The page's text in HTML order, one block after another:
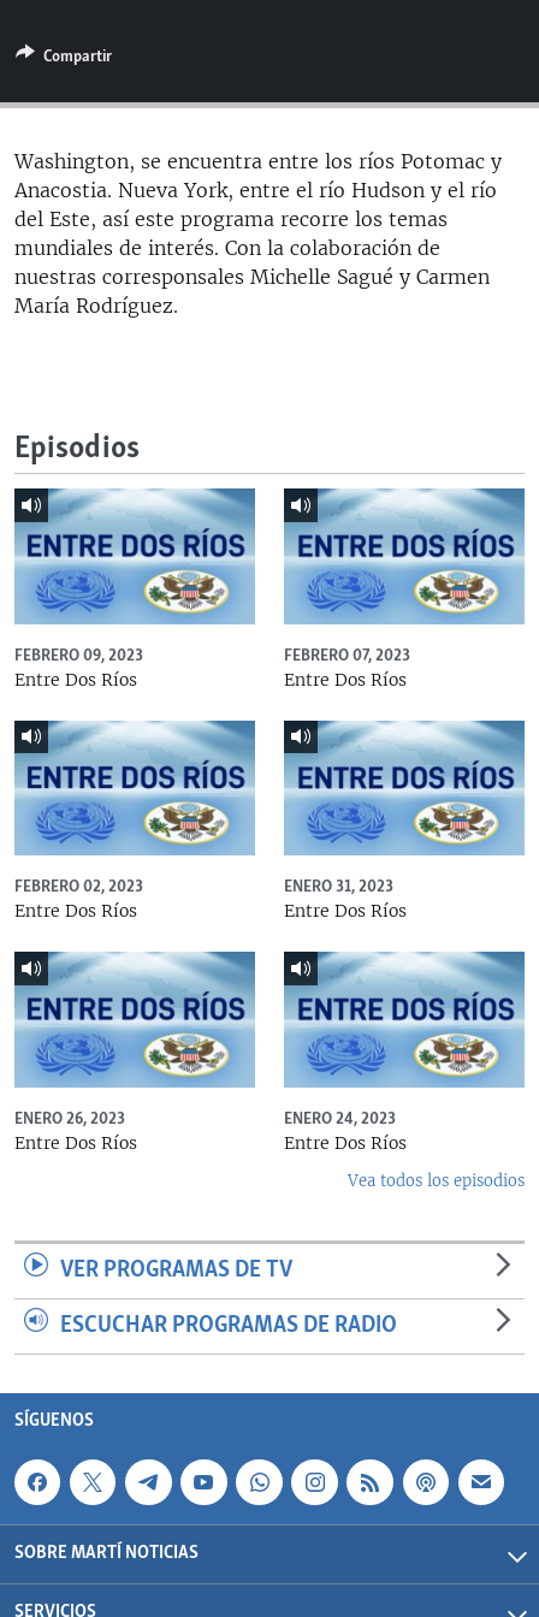
ESPECIALES
ESPECIALES
LA REALIDAD DE LA VIVIENDA EN CUBA
SER VIEJO EN CUBA
KENTU-CUBANO
LOS SANTOS DE HIALEAH
DESINFORMACIÓN RUSA EN AMÉRICA LATINA
MULTIMEDIA
EDITORIALES
SÍGUENOS
Compartir
Washington, se encuentra entre los ríos Potomac y
Anacostia. Nueva York, entre el río Hudson y el río
del Este, así este programa recorre los temas
mundiales de interés. Con la colaboración de
nuestras corresponsales Michelle Sagué y Carmen
María Rodríguez.
Episodios
FEBRERO 09, 2023
Entre Dos Ríos
FEBRERO 07, 2023
Entre Dos Ríos
FEBRERO 02, 2023
Entre Dos Ríos
ENERO 31, 2023
Entre Dos Ríos
ENERO 26, 2023
Entre Dos Ríos
ENERO 24, 2023
Entre Dos Ríos
Vea todos los episodios
VER PROGRAMAS DE TV
ESCUCHAR PROGRAMAS DE RADIO
SÍGUENOS
SOBRE MARTÍ NOTICIAS
SERVICIOS